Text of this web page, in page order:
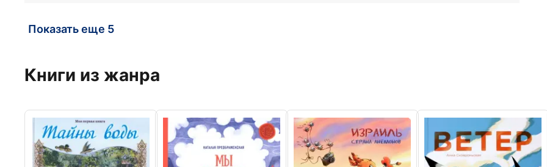
Показать еще 5
Книги из жанра